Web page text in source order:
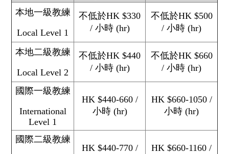
本地一級教練
Local Level 1
不低於HK $330
/ 小時 (hr)
不低於HK $500
/ 小時 (hr)
本地二級教練
Local Level 2
不低於HK $440
/ 小時 (hr)
不低於HK $660
/ 小時 (hr)
國際一級教練
International
Level 1
HK $440-660 /
小時 (hr)
HK $660-1050 /
小時 (hr)
國際二級教練
HK $440-770 /
HK $660-1160 /